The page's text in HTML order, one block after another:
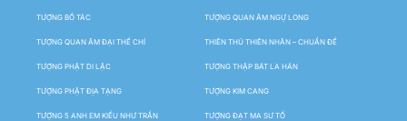
TƯỢNG BỒ TÁC TƯỢNG QUAN ÂM NGỰ LONG
TƯỢNG QUAN ÂM ĐẠI THẾ CHÍ THIÊN THỦ THIÊN NHÃN – CHUẨN ĐỀ
TƯỢNG PHẬT DI LẶC TƯỢNG THẬP BÁT LA HÁN
TƯỢNG PHẬT ĐỊA TẠNG TƯỢNG KIM CANG
TƯỢNG 5 ANH EM KIỀU NHƯ TRẦN TƯỢNG ĐẠT MA SƯ TỔ